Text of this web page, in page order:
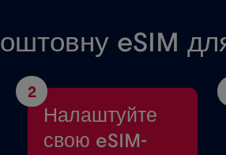
eSIM
2
Налаштуйте
свою eSIM-